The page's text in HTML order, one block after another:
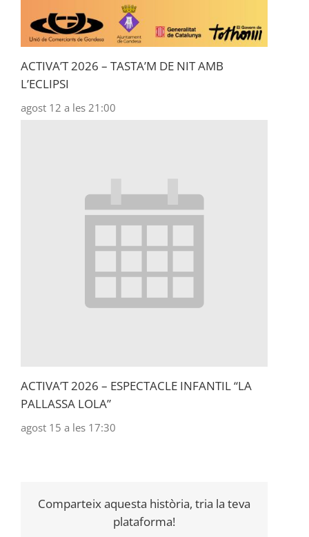
ACTIVA’T 2026 – TASTA’M DE NIT AMB
L’ECLIPSI
agost 12 a les 21:00
ACTIVA’T 2026 – ESPECTACLE INFANTIL “LA
PALLASSA LOLA”
agost 15 a les 17:30
Comparteix aquesta història, tria la teva
plataforma!